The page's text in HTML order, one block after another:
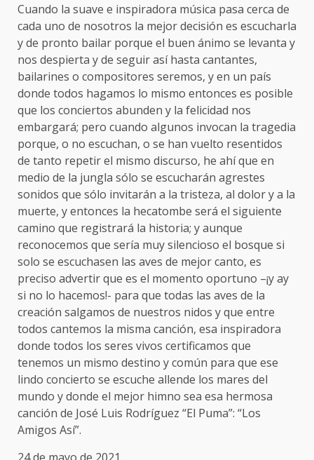
Cuando la suave e inspiradora música pasa cerca de
cada uno de nosotros la mejor decisión es escucharla
y de pronto bailar porque el buen ánimo se levanta y
nos despierta y de seguir así hasta cantantes,
bailarines o compositores seremos, y en un país
donde todos hagamos lo mismo entonces es posible
que los conciertos abunden y la felicidad nos
embargará; pero cuando algunos invocan la tragedia
porque, o no escuchan, o se han vuelto resentidos
de tanto repetir el mismo discurso, he ahí que en
medio de la jungla sólo se escucharán agrestes
sonidos que sólo invitarán a la tristeza, al dolor y a la
muerte, y entonces la hecatombe será el siguiente
camino que registrará la historia; y aunque
reconocemos que sería muy silencioso el bosque si
solo se escuchasen las aves de mejor canto, es
preciso advertir que es el momento oportuno –¡y ay
si no lo hacemos!- para que todas las aves de la
creación salgamos de nuestros nidos y que entre
todos cantemos la misma canción, esa inspiradora
donde todos los seres vivos certificamos que
tenemos un mismo destino y común para que ese
lindo concierto se escuche allende los mares del
mundo y donde el mejor himno sea esa hermosa
canción de José Luis Rodríguez “El Puma”: “Los
Amigos Así”.